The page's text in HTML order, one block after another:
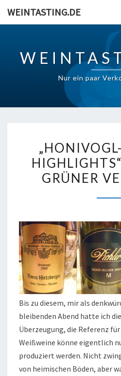
WEINTASTING.DE
Nur ein paar
–
GRÜNER
Bis zu diesem, mir als
bleibenden Abend hatte ich
Überzeugung, die Referenz
Weißweine könne eigentlich
produziert werden. Nicht
von heimischen Böden, aber